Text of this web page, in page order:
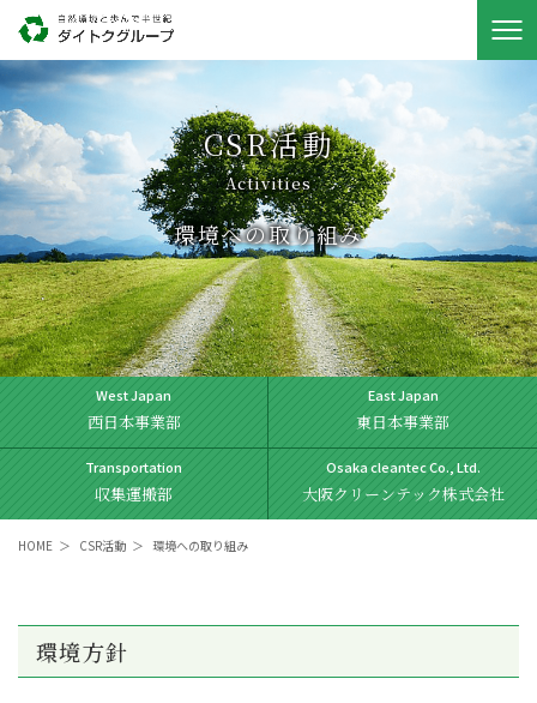
CSR活動
Activities
環境への取り組み
West Japan
西日本事業部
East Japan
東日本事業部
Transportation
収集運搬部
Osaka cleantec Co., Ltd.
大阪クリーンテック株式会社
HOME ＞ CSR活動 ＞ 環境への取り組み
環境方針